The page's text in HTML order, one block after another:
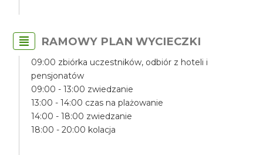
RAMOWY PLAN WYCIECZKI
09:00 zbiórka uczestników, odbiór z hoteli i
pensjonatów
09:00 - 13:00 zwiedzanie
13:00 - 14:00 czas na plażowanie
14:00 - 18:00 zwiedzanie
18:00 - 20:00 kolacja